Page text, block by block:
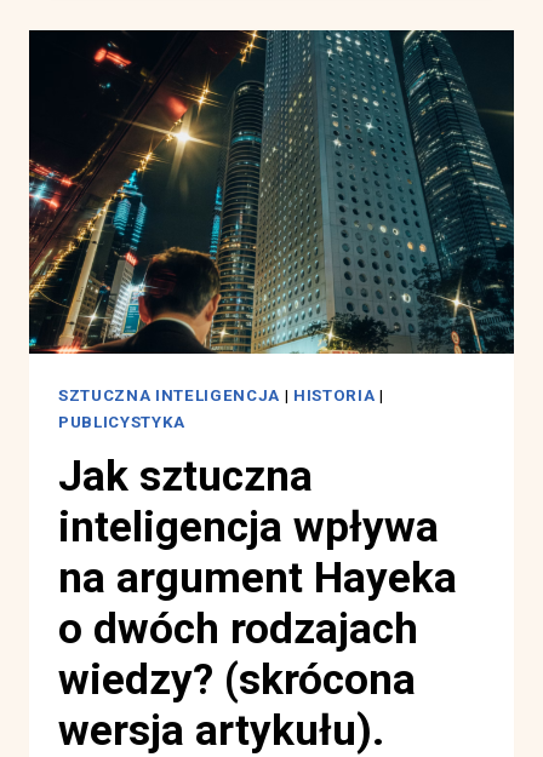
SZTUCZNA INTELIGENCJA | HISTORIA |
PUBLICYSTYKA
Jak sztuczna
inteligencja wpływa
na argument Hayeka
o dwóch rodzajach
wiedzy? (skrócona
wersja artykułu).